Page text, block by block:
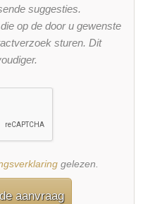
suggesties.
op de door u gewenste
sturen. Dit
gelezen.
aanvraag